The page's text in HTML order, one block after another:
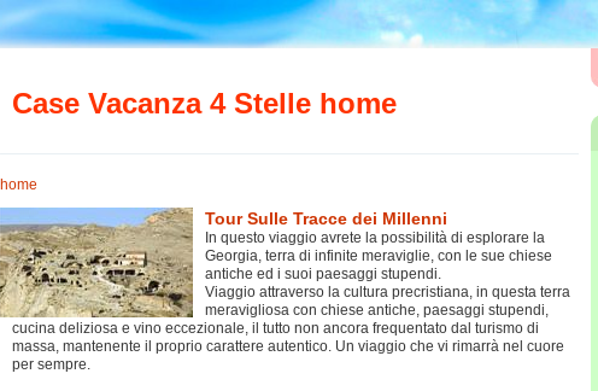
Case Vacanza 4 Stelle home
home
Tour Sulle Tracce dei Millenni
In questo viaggio avrete la possibilità di esplorare la
Georgia, terra di infinite meraviglie, con le sue chiese
antiche ed i suoi paesaggi stupendi.
Viaggio attraverso la cultura precristiana, in questa terra
meravigliosa con chiese antiche, paesaggi stupendi,
cucina deliziosa e vino eccezionale, il tutto non ancora frequentato dal turismo di
massa, mantenente il proprio carattere autentico. Un viaggio che vi rimarrà nel cuore
per sempre.